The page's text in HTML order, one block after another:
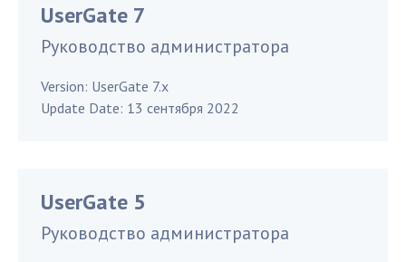
UserGate 7
Руководство администратора
Version: UserGate 7.x
Update Date: 13 сентября 2022
UserGate 5
Руководство администратора